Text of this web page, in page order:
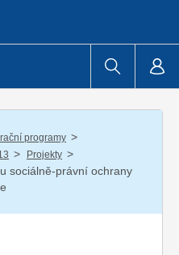
programy /
/ Projekty /
sociálně-právní ochrany